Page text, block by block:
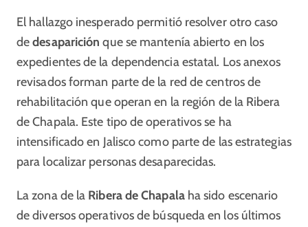
El hallazgo inesperado permitió resolver otro caso
dedesaparición que se mantenía abierto en los
expedientes de la dependencia estatal. Los anexos
revisados forman parte de la red de centros de
rehabilitación que operan en la región de la Ribera
de Chapala. Este tipo de operativos se ha
intensificado en Jalisco como parte de las estrategias
para localizar personas desaparecidas.
La zona de la Ribera de Chapalaha sido escenario
de diversos operativos de búsqueda en los últimos